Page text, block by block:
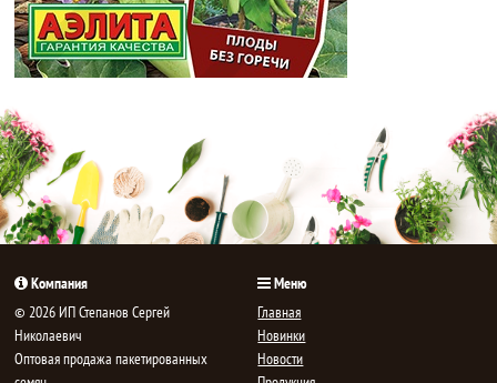
Компания
© 2026 ИП Степанов Сергей
Николаевич
Oптовая продажа пакетированных
Меню
Главная
Новинки
Новости